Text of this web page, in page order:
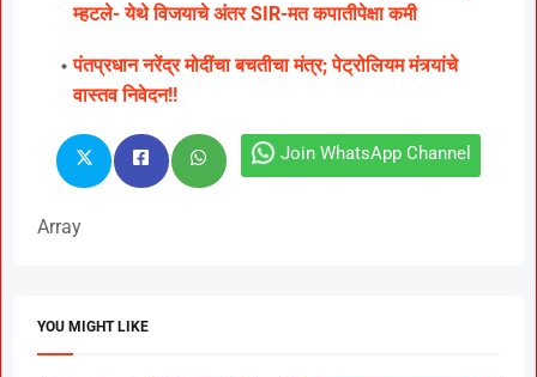
म्हटले- येथे विजयाचे अंतर SIR-मत कपातीपेक्षा कमी
पंतप्रधान नरेंद्र मोदींचा बचतीचा मंत्र; पेट्रोलियम मंत्र्यांचे
वास्तव निवेदन!!
Join WhatsApp Channel
Array
YOU MIGHT LIKE